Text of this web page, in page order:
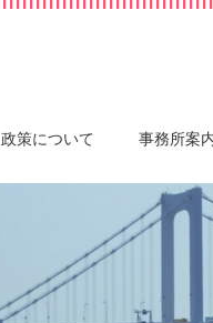
政策について 事務所案